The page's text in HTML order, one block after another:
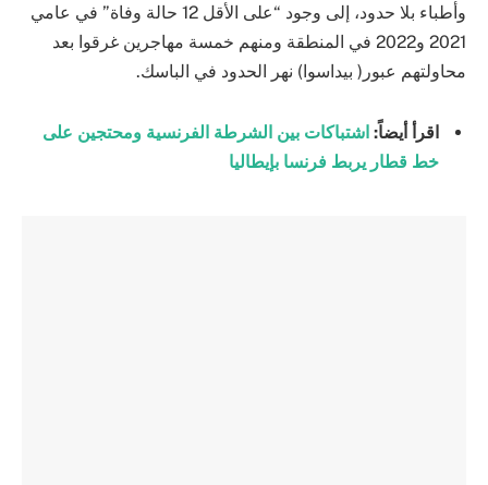
وأطباء بلا حدود، إلى وجود “على الأقل 12 حالة وفاة” في عامي
2021 و2022 في المنطقة ومنهم خمسة مهاجرين غرقوا بعد
محاولتهم عبور( بيداسوا) نهر الحدود في الباسك.
اقرأ أيضاً: اشتباكات بين الشرطة الفرنسية ومحتجين على
خط قطار يربط فرنسا بإيطاليا